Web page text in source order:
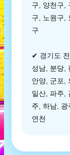
구, 양천구,
구, 노원구,
구
✔ 경기도
성남, 분당,
안양, 군포,
일산, 파주,
주, 하남, 광
연천